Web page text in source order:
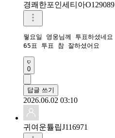
경쾌한포인세티아O129089
웧요일 영웅님께 투표하셨네요
65표 투표 참 잘하셨어요
0
답글 쓰기
2026.06.02 03:10
귀여운튤립J116971